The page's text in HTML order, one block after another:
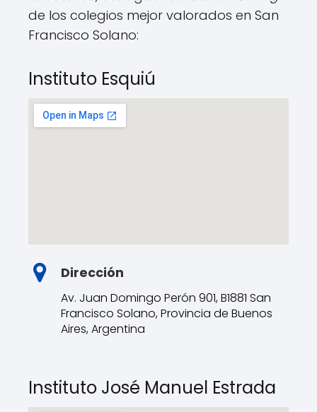
de los colegios mejor valorados en San
Francisco Solano:
Instituto Esquiú
Dirección
Av. Juan Domingo Perón 901, B1881 San
Francisco Solano, Provincia de Buenos
Aires, Argentina
Instituto José Manuel Estrada